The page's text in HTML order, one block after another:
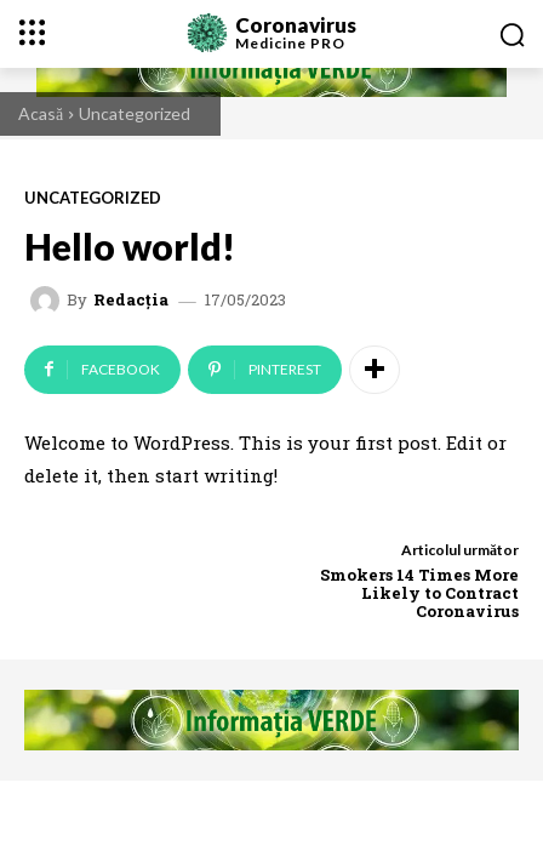
Coronavirus
Medicine PRO
Acasă Uncategorized
UNCATEGORIZED
Hello world!
By Redacția 17/05/2023
FACEBOOK PINTEREST
Welcome to WordPress. This is your first post. Edit or
delete it, then start writing!
Articolul următor
Smokers 14 Times More
Likely to Contract
Coronavirus